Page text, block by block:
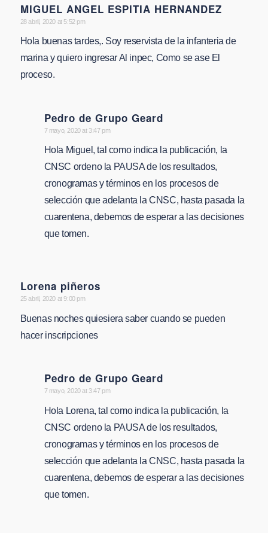
MIGUEL ANGEL ESPITIA HERNANDEZ
says:
28 abril, 2020 at 5:52 pm
Hola buenas tardes,. Soy reservista de la infanteria de
marina y quiero ingresar Al inpec, Como se ase El
proceso.
Pedro de Grupo Geard
says:
7 mayo, 2020 at 3:47 pm
Hola Miguel, tal como indica la publicación, la
CNSC ordeno la PAUSA de los resultados,
cronogramas y términos en los procesos de
selección que adelanta la CNSC, hasta pasada la
cuarentena, debemos de esperar a las decisiones
que tomen.
Lorena piñeros
says:
25 abril, 2020 at 9:00 pm
Buenas noches quiesiera saber cuando se pueden
hacer inscripciones
Pedro de Grupo Geard
says:
7 mayo, 2020 at 3:47 pm
Hola Lorena, tal como indica la publicación, la
CNSC ordeno la PAUSA de los resultados,
cronogramas y términos en los procesos de
selección que adelanta la CNSC, hasta pasada la
cuarentena, debemos de esperar a las decisiones
que tomen.